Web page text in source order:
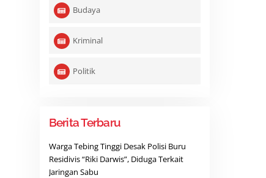
Budaya
Kriminal
Politik
Berita Terbaru
Warga Tebing Tinggi Desak Polisi Buru
Residivis “Riki Darwis”, Diduga Terkait
Jaringan Sabu